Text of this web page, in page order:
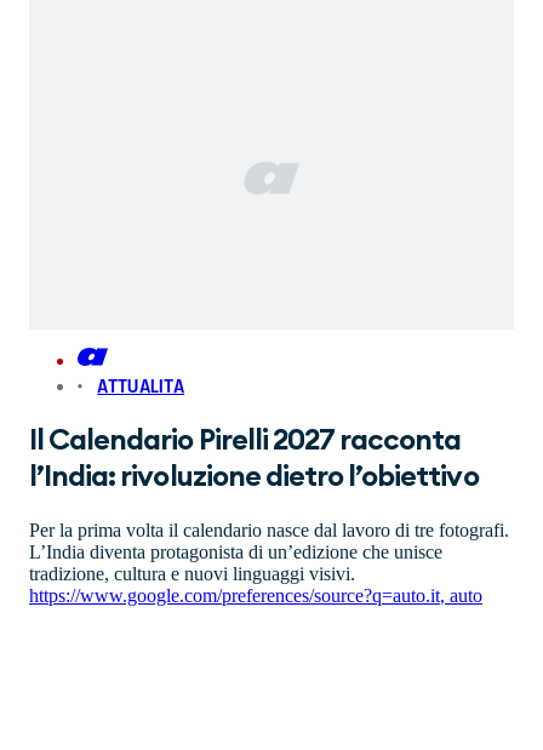
ATTUALITA
Il Calendario Pirelli 2027 racconta
l’India: rivoluzione dietro l’obiettivo
Per la prima volta il calendario nasce dal lavoro di tre fotografi.
L’India diventa protagonista di un’edizione che unisce
tradizione, cultura e nuovi linguaggi visivi.
https://www.google.com/preferences/source?q=auto.it, auto